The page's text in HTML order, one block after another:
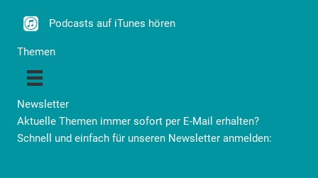
Podcasts auf iTunes hören
Themen
Newsletter
Aktuelle Themen immer sofort per E-Mail erhalten?
Schnell und einfach für unseren Newsletter anmelden: